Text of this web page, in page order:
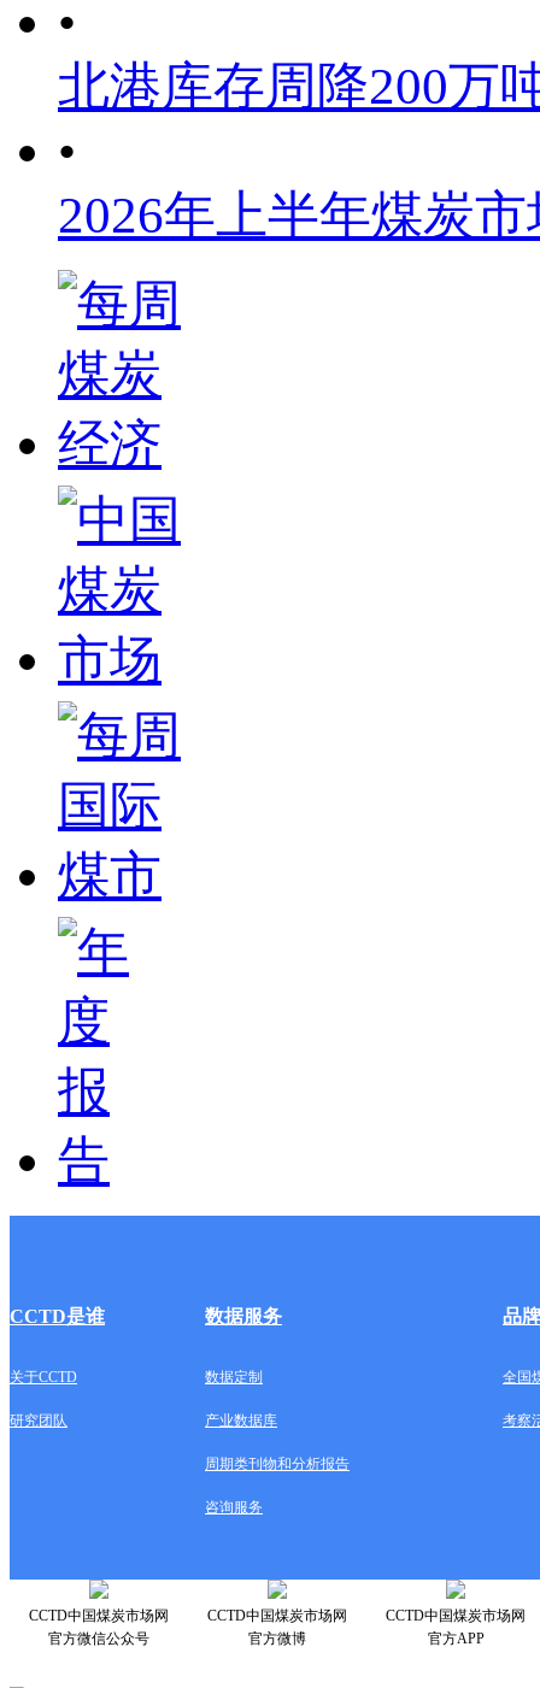
•
北港库存周降200万
•
2026年上半年煤炭
CCTD是谁 数据服务 品
关于CCTD 数据定制 全国
研究团队 产业数据库 考察
周期类刊物和分析报告
咨询服务
CCTD中国煤炭市场网
官方微信公众号
CCTD中国煤炭市场网
官方微博
CCTD中国煤炭市场网
官方APP